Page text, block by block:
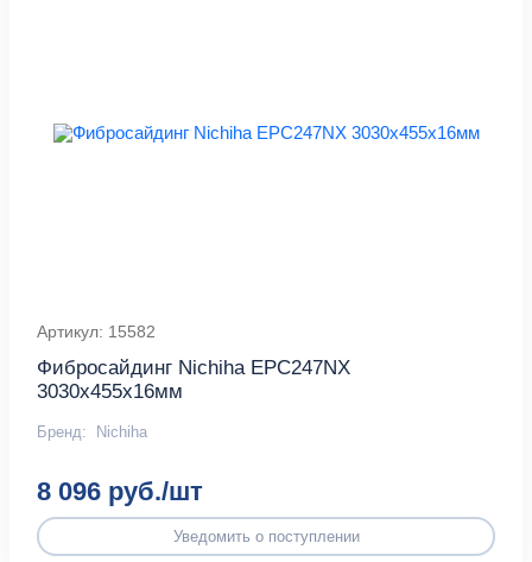
Артикул: 15582
Фибросайдинг Nichiha EPC247NX
3030х455х16мм
Бренд: Nichiha
8 096 руб./шт
Уведомить о поступлении